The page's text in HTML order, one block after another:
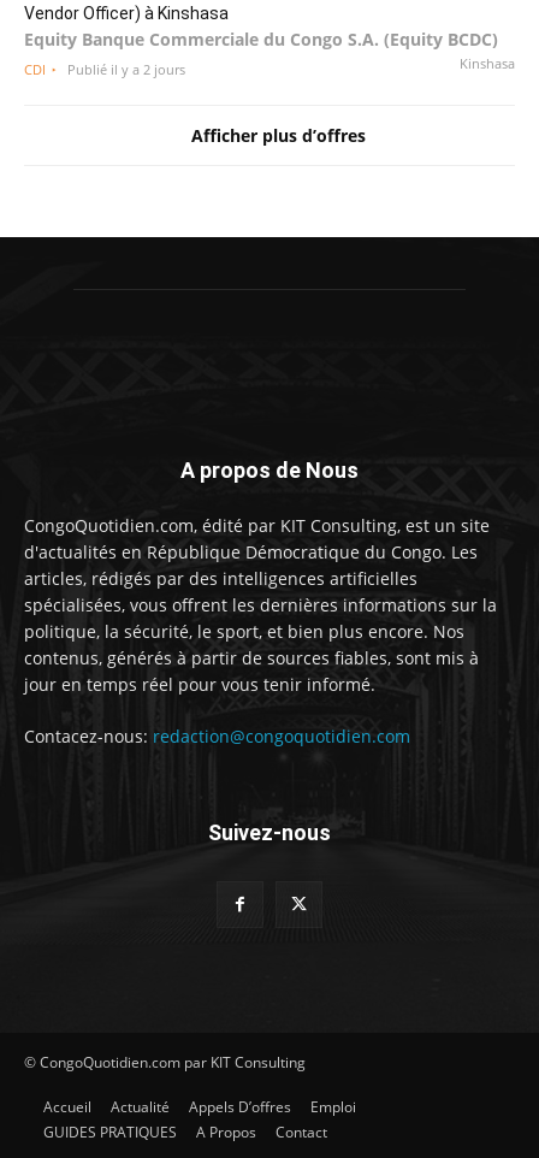
Vendor Officer) à Kinshasa
Equity Banque Commerciale du Congo S.A. (Equity BCDC)
Kinshasa
CDI Publié il y a 2 jours
Afficher plus d’offres
A propos de Nous
CongoQuotidien.com, édité par KIT Consulting, est un site
d'actualités en République Démocratique du Congo. Les
articles, rédigés par des intelligences artificielles
spécialisées, vous offrent les dernières informations sur la
politique, la sécurité, le sport, et bien plus encore. Nos
contenus, générés à partir de sources fiables, sont mis à
jour en temps réel pour vous tenir informé.
Contacez-nous: redaction@congoquotidien.com
Suivez-nous
© CongoQuotidien.com par KIT Consulting
Accueil Actualité Appels D’offres
Emploi
GUIDES PRATIQUES
A Propos Contact